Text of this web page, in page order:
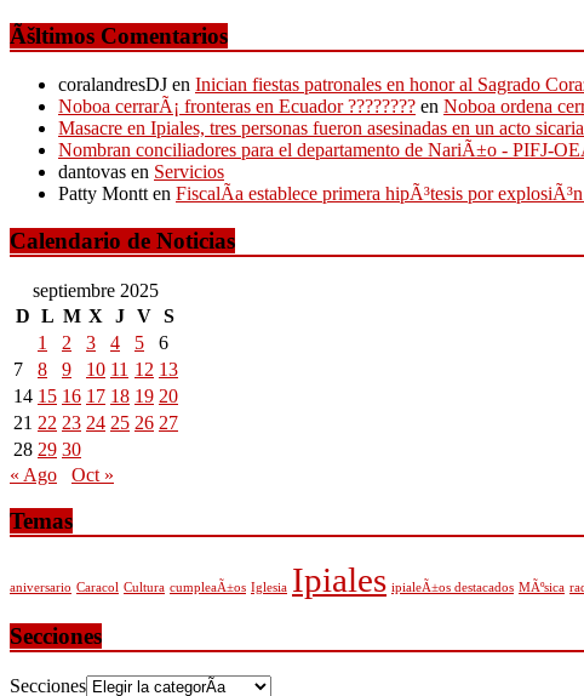
Ãšltimos Comentarios
coralandresDJ en Inician fiestas patronales en honor al Sagrado
Noboa cerrarÃ¡ fronteras en Ecuador ???????? en Noboa ordena
Masacre en Ipiales, tres personas fueron asesinadas en un acto
Nombran conciliadores para el departamento de NariÃ±o - PIFJ-
dantovas en Servicios
Patty Montt en FiscalÃ­a establece primera hipÃ³tesis por
Calendario de Noticias
septiembre 2025
D L M X J V S
1
2 3 4 5
6
7
8 9 10 11 12 13
14 15 16 17 18 19 20
21 22 23 24 25 26 27
28 29 30
« Ago
Oct »
Temas
aniversario Caracol Cultura cumpleaÃ±os Iglesia Ipiales ipialeÃ±os destacados MÃºsica
Secciones
Secciones